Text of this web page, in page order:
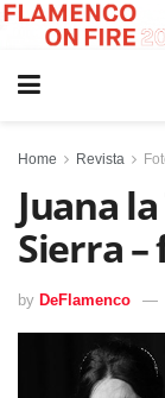
Home Revista
Juana
Sierra
by DeFlamenco